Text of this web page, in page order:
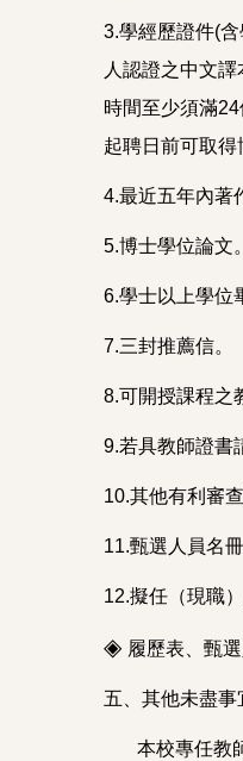
3.學經歷證件(
人認證之中文
時間至少須滿
起聘日前可取得
4.最近五年內著
5.博士學位論文。
6.學士以上學位
7.三封推薦信。
8.可開授課程之
9.若具教師證書
10.其他有利審查
11.甄選人員名冊
12.擬任（現職
◈ 履歷表、甄
五、其他未盡事
本校專任教